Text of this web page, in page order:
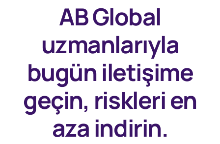
AB Global
uzmanlarıyla
bugüniletişime
geçin, riskleri en
aza indirin.